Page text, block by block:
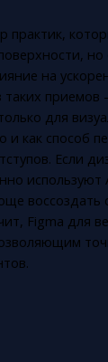
практик,
на
таких приемов
для
и как способ
Если
используют
воссоздать
Figma для